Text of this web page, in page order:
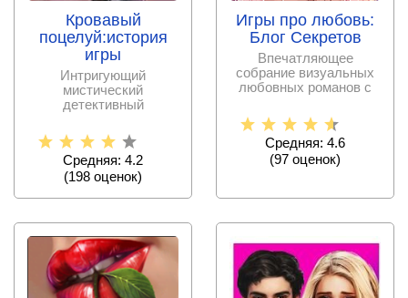
Кровавый
поцелуй:история
игры
Интригующий
мистический
детективный
отношениями,
расследованием и
Средняя: 4.2
(198 оценок)
Игры про любовь:
Блог Секретов
Впечатляющее
собрание визуальных
любовных романов с
сюжетных
Средняя: 4.6
(97 оценок)